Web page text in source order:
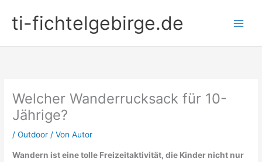
Inhalt
springenti-fichtelgebirge.de
Welcher Wanderrucksack für 10-
Jährige?
/Outdoor / VonAutor
Wandern ist eine tolle Freizeitaktivität, die Kinder nicht nur